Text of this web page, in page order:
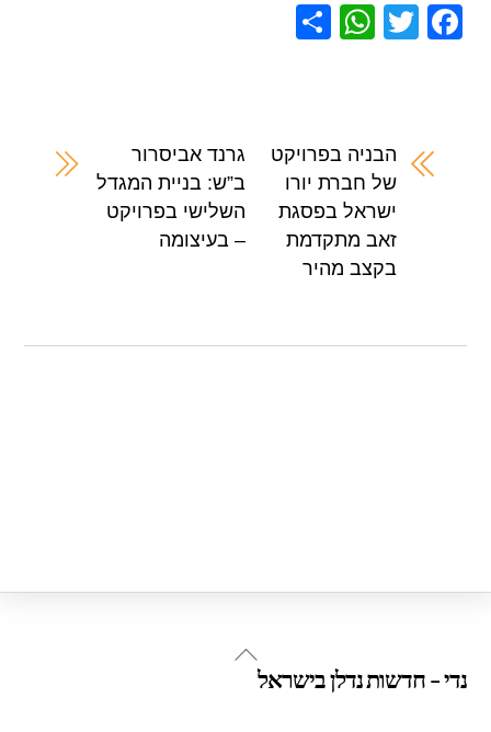
F
b
T
W
A
p
p
הבניה בפרויקט
של חברת יורו
ישראל בפסגת
זאב מתקדמת
בקצב מהיר
גרנד אביסרור
ב”ש: בניית המגדל
השלישי בפרויקט
– בעיצומה
Back
נדי - חדשות נדלן בישראל